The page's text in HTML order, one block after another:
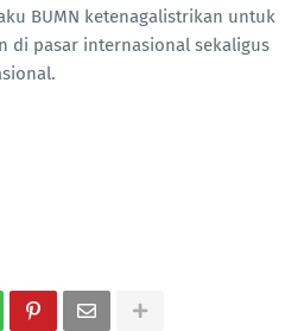
BUMN ketenagalistrikan untuk
di pasar internasional sekaligus